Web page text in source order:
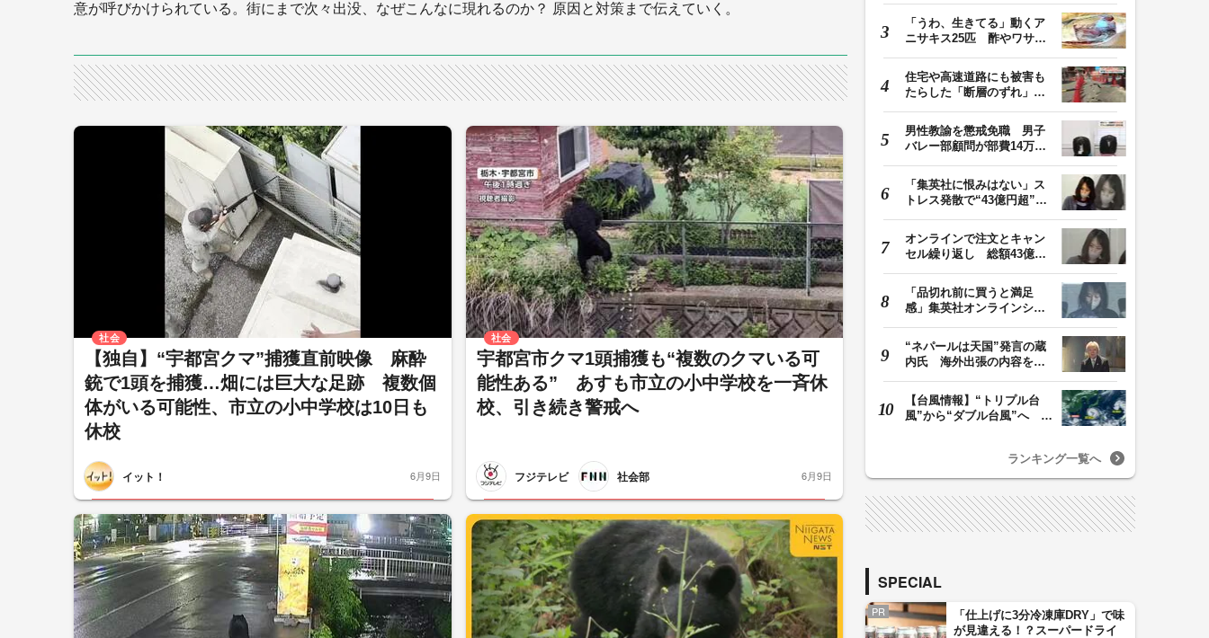
意が呼びかけられている。街にまで次々出没、なぜこんなに現れるのか？ 原因と対策まで伝えていく。
【独自】“宇都宮クマ”捕獲直前映像 麻酔
銃で1頭を捕獲…畑には巨大な足跡 複数個
体がいる可能性、市立の小中学校は10日も
休校
イット！
社会
6月9日
宇都宮市クマ1頭捕獲も“複数のクマいる可
能性ある” あすも市立の小中学校を一斉休
校、引き続き警戒へ
フジテレビ 社会部
社会
6月9日
「うわ、生きてる」動くア
ニサキス25匹 酢やワサビ
住宅や高速道路にも被害も
たらした「断層のずれ」
男性教諭を懲戒免職 男子
バレー部顧問が部費14万円
「集英社に恨みはない」ス
トレス発散で“43億円超”の
オンラインで注文とキャン
セル繰り返し 総額43億円
「品切れ前に買うと満足
感」集英社オンラインショ
“ネパールは天国”発言の蔵
内氏 海外出張の内容を説
【台風情報】“トリプル台
風”から“ダブル台風”へ 13
ランキング一覧へ
SPECIAL
PR
「仕上げに3分冷凍庫DRY」で味
が見違える！？スーパードライ